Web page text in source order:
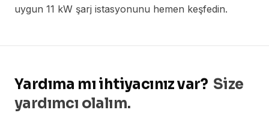
uygun 11 kW şarj istasyonunu hemen keşfedin.
Yardıma mı ihtiyacınız var? Size
yardımcı olalım.